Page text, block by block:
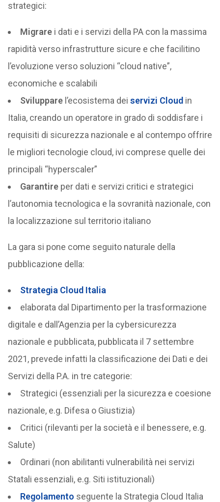
strategici:
Migrarei dati e i servizi della PA con la massima
rapidità verso infrastrutture sicure e che facilitino
l’evoluzione verso soluzioni “cloud native”,
economiche e scalabili
Svilupparel’ecosistema dei servizi Cloud in
Italia, creando un operatore in grado di soddisfare i
requisiti di sicurezza nazionale e al contempo offrire
le migliori tecnologie cloud, ivi comprese quelle dei
principali “hyperscaler”
Garantireper dati e servizi critici e strategici
l’autonomia tecnologica e la sovranità nazionale, con
la localizzazione sul territorio italiano
La gara si pone come seguito naturale della
pubblicazione della:
Strategia Cloud Italia
elaborata dal Dipartimento per la trasformazione
digitale e dall’Agenzia per la cybersicurezza
nazionale e pubblicata, pubblicata il 7 settembre
2021, prevede infatti la classificazione dei Dati e dei
Servizi della P.A. in tre categorie:
Strategici (essenziali per la sicurezza e coesione
nazionale, e.g. Difesa o Giustizia)
Critici (rilevanti per la società e il benessere, e.g.
Salute)
Ordinari (non abilitanti vulnerabilità nei servizi
Statali essenziali, e.g. Siti istituzionali)
Regolamento seguente la Strategia Cloud Italia